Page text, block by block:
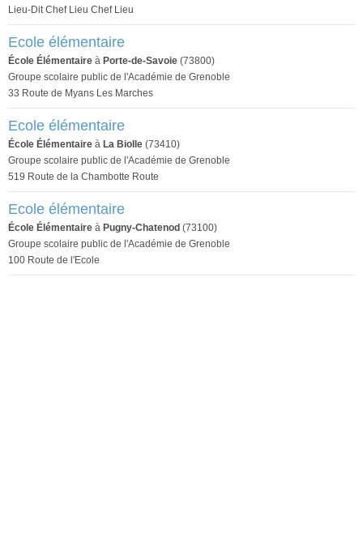
Lieu-Dit Chef Lieu Chef Lieu
Ecole élémentaire
École Élémentaire à Porte-de-Savoie (73800)
Groupe scolaire public de l'Académie de Grenoble
33 Route de Myans Les Marches
Ecole élémentaire
École Élémentaire à La Biolle (73410)
Groupe scolaire public de l'Académie de Grenoble
519 Route de la Chambotte Route
Ecole élémentaire
École Élémentaire à Pugny-Chatenod (73100)
Groupe scolaire public de l'Académie de Grenoble
100 Route de l'Ecole